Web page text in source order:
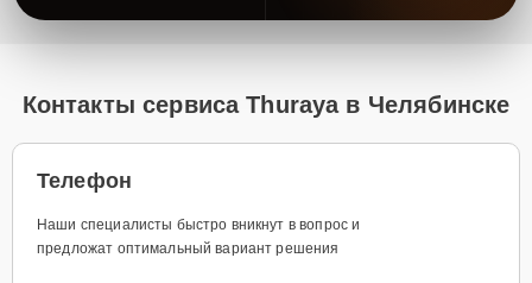
Контакты сервиса Thuraya в Челябинске
Телефон
Наши специалисты быстро вникнут в вопрос и
предложат оптимальный вариант решения